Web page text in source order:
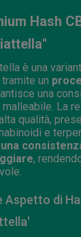
Hash
è una
un
una
La
qualità,
e
,
Aspetto di